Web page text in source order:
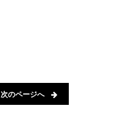
次のページへ